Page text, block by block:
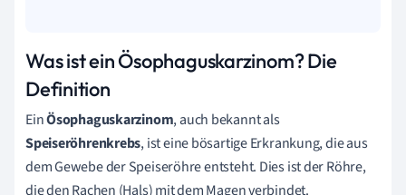
Was ist ein Ösophaguskarzinom? Die
Definition
EinÖsophaguskarzinom, auch bekannt als
Speiseröhrenkrebs, ist eine bösartige Erkrankung, die aus
dem Gewebe der Speiseröhre entsteht. Dies ist der Röhre,
die den Rachen (Hals) mit dem Magen verbindet.